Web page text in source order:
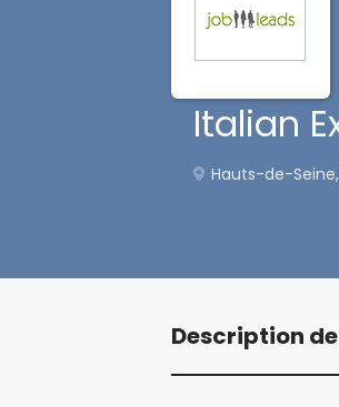
Italian
Hauts-de-
Description